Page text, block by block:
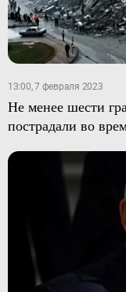
13:00, 7 февраля 2023
Не менее шести
пострадали во